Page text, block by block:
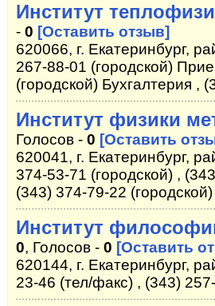
Институт
- 0 [Оставить отзыв]
620066, г. Екатеринбург,
267-88-01 (городской)
(городской) Бухгалтерия
Институт физики
Голосов - 0 [Оставить
620041, г. Екатеринбург,
374-53-71 (городской) ,
(343) 374-79-22
Институт
0, Голосов - 0 [Оставить
620144, г. Екатеринбург,
23-46 (тел/факс) , (343)